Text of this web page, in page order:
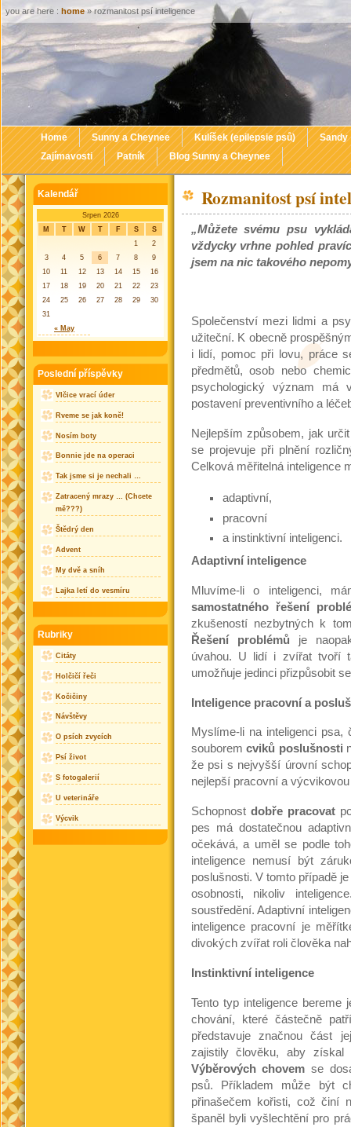
Home Sunny a Cheynee Kulíšek (epilepsie psů)
Sandy
Zajímavosti
Patník Blog Sunny a Cheynee
Rozmanitost psí
„Můžete svému psu
vždycky vrhne pohled
jsem na nic takového
Společenství mezi lidmi a
užiteční. K obecně
i lidí, pomoc při lovu, práce
předmětů, osob nebo
psychologický význam má
postavení preventivního a
Nejlepším způsobem, jak
se projevuje při plnění
Celková měřitelná inteligence
adaptivní,
pracovní
a instinktivní inteligenci.
Adaptivní inteligence
Mluvíme-li o inteligenci,
samostatného řešení
zkušeností nezbytných k
Řešení problémů je
úvahou. U lidí i zvířat tvoří
umožňuje jedinci přizpůsobit
Inteligence pracovní a
Myslíme-li na inteligenci
souboremcviků poslušnosti
že psi s nejvyšší úrovní
nejlepší pracovní a
Schopnost dobře pracovat
pes má dostatečnou
očekává, a uměl se podle
inteligence nemusí být
poslušnosti. V tomto případě
osobnosti, nikoliv
soustředění. Adaptivní
inteligence pracovní je
divokých zvířat roli člověka
Instinktivní inteligence
Tento typ inteligence bereme
chování, které částečně
představuje značnou část
zajistily člověku, aby
Výběrových chovem se
psů. Příkladem může být
přinašečem kořisti, což činí
španěl byli vyšlechtění pro
Kalendář
Srpen 2026
M
T W T F S S
« May
1
2
3
4 5 6 7 8
9
10
11 12 13 14 15
16
17
18 19 20 21 22
23
24
25 26 27 28 29
30
31
Poslední příspěvky
Vlčice vrací úder
Rveme se jak koně!
Nosím boty
Bonnie jde na operaci
Tak jsme si je nechali …
Zatracený mrazy … (Chcete
mě???)
Štědrý den
Advent
My dvě a sníh
Lajka letí do vesmíru
Rubriky
Citáty
Holčičí řeči
Kočičiny
Návštěvy
O psích zvycích
Psí život
S fotogalerií
U veterináře
Výcvik
you are here : home » rozmanitost psí inteligence